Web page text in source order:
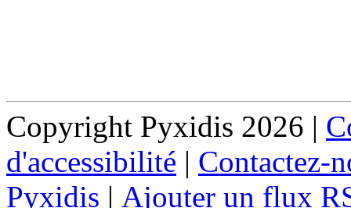
Copyright Pyxidis 2026 |
d'accessibilité | Contactez-
Pyxidis | Ajouter un flux